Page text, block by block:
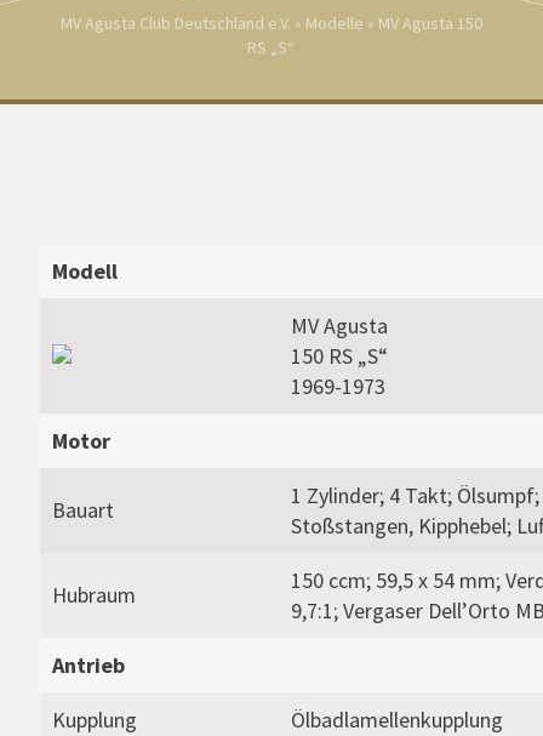
MV Agusta Club Deutschland e.V. » Modelle » MV Agusta 150
RS „S“
Modell
MV Agusta
150 RS „S“
1969-1973
Motor
Bauart
1 Zylinder; 4 Takt; Ölsumpf;
Stoßstangen, Kipphebel;
Hubraum
150 ccm; 59,5 x 54 mm;
9,7:1; Vergaser Dell’Orto
Antrieb
Kupplung
Ölbadlamellenkupplung